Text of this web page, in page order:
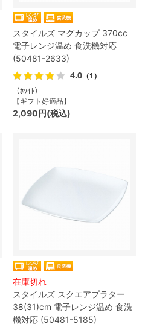
スタイルズ マグカップ 370cc
電子レンジ温め 食洗機対応
(50481-2633)
4.0 （1）
（ﾎﾜｲﾄ）
【ギフト好適品】
2,090円(税込)
在庫切れ
スタイルズ スクエアプラター
38(31)cm 電子レンジ温め 食洗
機対応 (50481-5185)